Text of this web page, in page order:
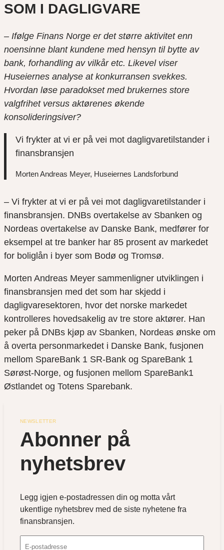
SOM I DAGLIGVARE
– Ifølge Finans Norge er det større aktivitet enn
noensinne blant kundene med hensyn til bytte av
bank, forhandling av vilkår etc. Likevel viser
Huseiernes analyse at konkurransen svekkes.
Hvordan løse paradokset med brukernes store
valgfrihet versus aktørenes økende
konsolideringsiver?
Vi frykter at vi er på vei mot dagligvaretilstander i
finansbransjen
Morten Andreas Meyer, Huseiernes Landsforbund
– Vi frykter at vi er på vei mot dagligvaretilstander i
finansbransjen. DNBs overtakelse av Sbanken og
Nordeas overtakelse av Danske Bank, medfører for
eksempel at tre banker har 85 prosent av markedet
for boliglån i byer som Bodø og Tromsø.
Morten Andreas Meyer sammenligner utviklingen i
finansbransjen med det som har skjedd i
dagligvaresektoren, hvor det norske markedet
kontrolleres hovedsakelig av tre store aktører. Han
peker på DNBs kjøp av Sbanken, Nordeas ønske om
å overta personmarkedet i Danske Bank, fusjonen
mellom SpareBank 1 SR-Bank og SpareBank 1
Sørøst-Norge, og fusjonen mellom SpareBank1
Østlandet og Totens Sparebank.
NEWSLETTER
Abonner på
nyhetsbrev
Legg igjen e-postadressen din og motta vårt
ukentlige nyhetsbrev med de siste nyhetene fra
finansbransjen.